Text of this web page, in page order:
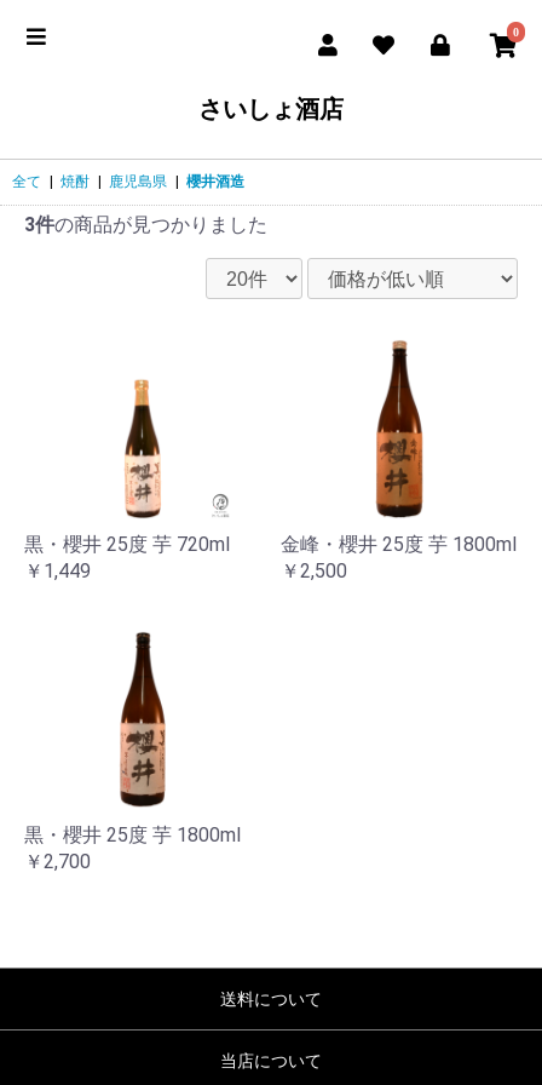
0
さいしょ酒店
全て 焼酎 鹿児島県 櫻井酒造
3件の商品が見つかりました
黒・櫻井 25度 芋 720ml
￥1,449
金峰・櫻井 25度 芋 1800ml
￥2,500
黒・櫻井 25度 芋 1800ml
￥2,700
お買い物を続ける
送料について
当店について